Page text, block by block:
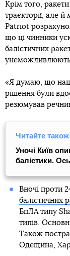
Крім того,
траєкторії, але
Patriot
що ці чинники
балістичних
унеможливлюють
«Я думаю, що
рішення були
резюмував
Читайте
Уночі Київ
балістики.
Вночі проти
балістичних
БпЛА типу
типів.
Також
Одещина,